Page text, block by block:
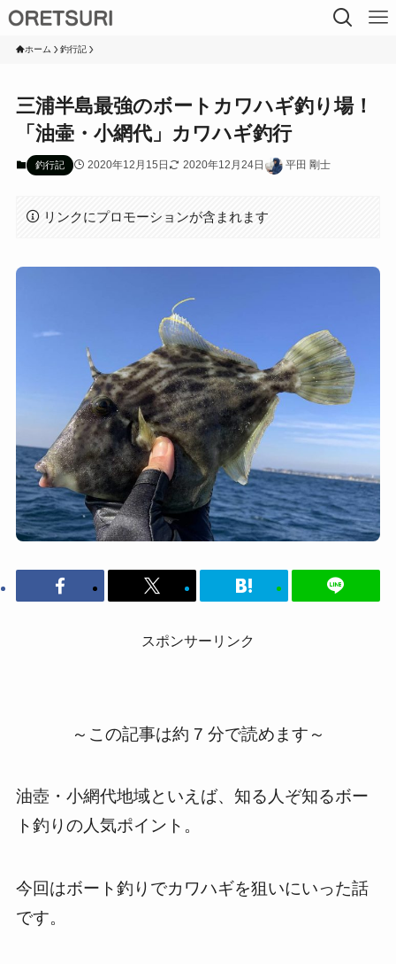
ホーム 釣行記
三浦半島最強のボートカワハギ釣り場！
「油壷・小網代」カワハギ釣行
釣行記 2020年12月15日 2020年12月24日 平田 剛士
リンクにプロモーションが含まれます
スポンサーリンク
～この記事は約 7 分で読めます～
油壺・小網代地域といえば、知る人ぞ知るボー
ト釣りの人気ポイント。
今回はボート釣りでカワハギを狙いにいった話
です。